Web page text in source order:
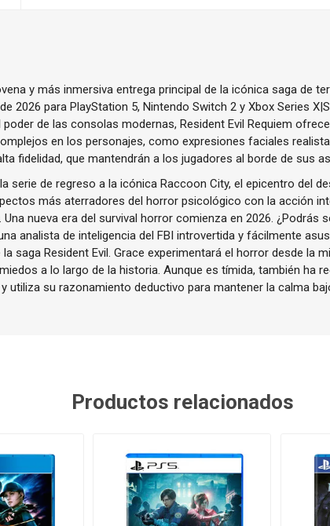
y más inmersiva entrega principal de la icónica saga de
2026 para PlayStation 5, Nintendo Switch 2 y Xbox Series
de las consolas modernas, Resident Evil Requiem
en los personajes, como expresiones faciales
fidelidad, que mantendrán a los jugadores al borde de sus
serie de regreso a la icónica Raccoon City, el epicentro del
más aterradores del horror psicológico con la acción
nueva era del survival horror comienza en 2026. ¿Podrás
analista de inteligencia del FBI introvertida y fácilmente
saga Resident Evil. Grace experimentará el horror desde la
a lo largo de la historia. Aunque es tímida, también ha
utiliza su razonamiento deductivo para mantener la calma
Productos relacionados